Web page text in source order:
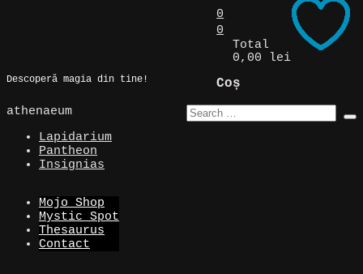
Descoperă magia din tine!
0
0
Total
0,00 lei
Coș
athenaeum
Lapidarium
Pantheon
Insignias
Mojo Shop
Mystic Spot
Thesaurus
Contact